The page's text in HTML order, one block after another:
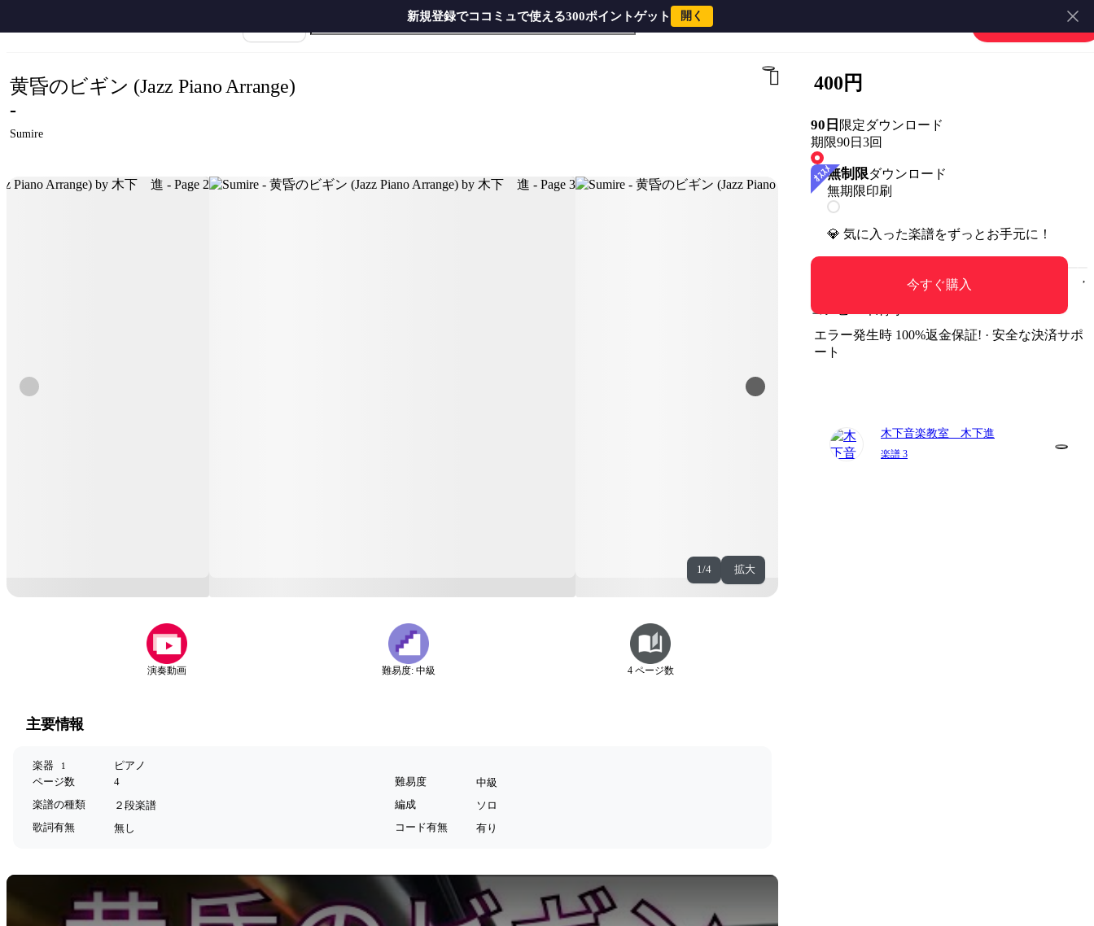
会員登録・ログイン
新規登録でココミュで使える300ポイントゲット 開く
1/4 拡大
黄昏のビギン (Jazz Piano Arrange)
-
Sumire
演奏動画 難易度: 中級 4 ページ数
主要情報
楽器 1
ピアノ
ページ数
4 難易度
中級
楽譜の種類
２段楽譜 編成
ソロ
歌詞有無
無し コード有無 有り
400円
90日 限定ダウンロード
期限90日 3回
無制限ダウンロード
無期限印刷
💎 気に入った楽譜をずっとお手元に！
今すぐ購入
コンビニ印刷可
エラー発生時 100%返金保証! · 安全な決済サポ
ート
木下音楽教室 木下進
楽譜 3